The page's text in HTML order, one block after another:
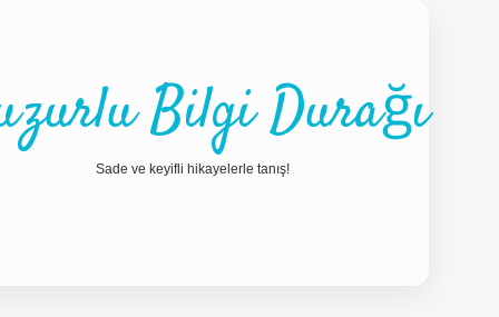
Bilgi Durağı
Sade ve keyifli hikayelerle tanış!